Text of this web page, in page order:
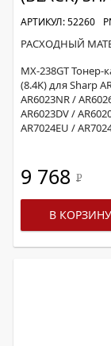
АРТИКУЛ: 52260
РАСХОДНЫЙ
MX-238GT
(8.4K) для Sharp
AR6023NR /
AR6023DV /
AR7024EU /
9 768 Р
В КОРЗИНУ